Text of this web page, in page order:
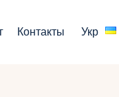
Контакты Укр